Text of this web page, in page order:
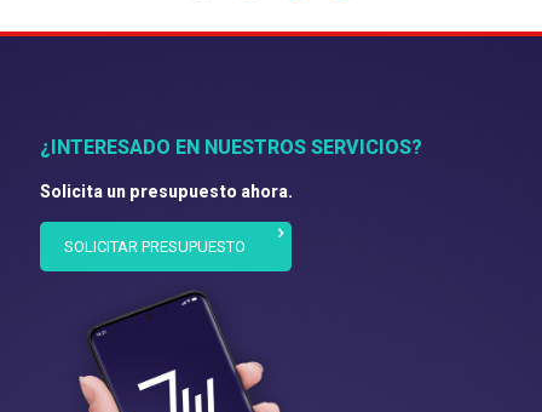
¿INTERESADO EN NUESTROS SERVICIOS?
Solicita un presupuesto ahora.
SOLICITAR PRESUPUESTO